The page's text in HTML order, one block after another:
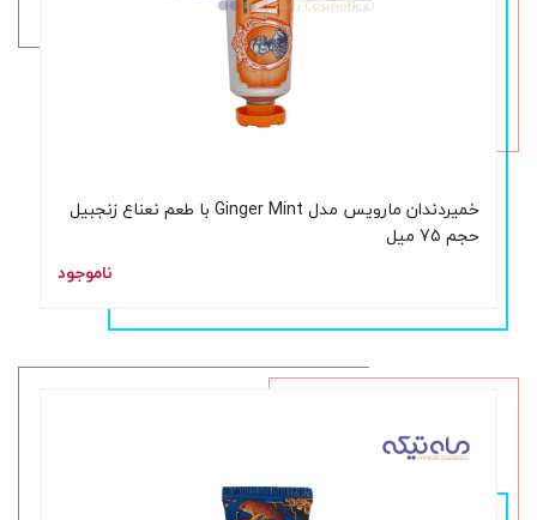
خمیردندان مارویس مدل Ginger Mint با طعم نعناع زنجبیل
حجم 75 میل
ناموجود